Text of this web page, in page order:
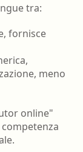
tra:
fornisce
meno
online"